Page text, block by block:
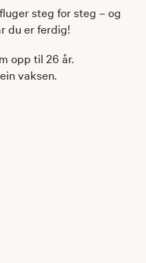
steg for steg – og
du er ferdig!
opp til 26 år.
vaksen.